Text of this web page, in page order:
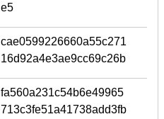
e5
cae0599226660a55c271
16d92a4e3ae9cc69c26b
fa560a231c54b6e49965
713c3fe51a41738add3fb